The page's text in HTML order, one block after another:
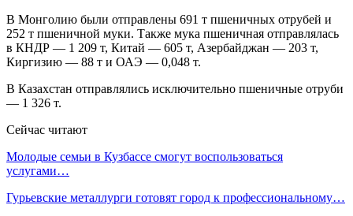
В Монголию были отправлены 691 т пшеничных отрубей и
252 т пшеничной муки. Также мука пшеничная отправлялась
в КНДР — 1 209 т, Китай — 605 т, Азербайджан — 203 т,
Киргизию — 88 т и ОАЭ — 0,048 т.
В Казахстан отправлялись исключительно пшеничные отруби
— 1 326 т.
Сейчас читают
Молодые семьи в Кузбассе смогут воспользоваться
услугами…
Гурьевские металлурги готовят город к профессиональному…